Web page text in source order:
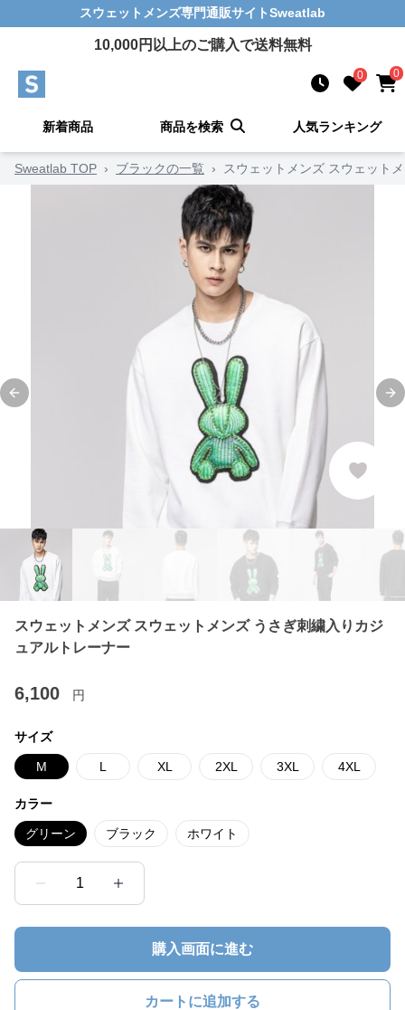
スウェットメンズ専門通販サイトSweatlab
10,000円以上のご購入で送料無料
0 0
新着商品 商品を検索 人気ランキング
Sweatlab TOP › ブラックの一覧 › スウェットメンズ スウェット
Previous slide
スウェットメンズ スウェットメンズ うさぎ刺繍入りカジ
ュアルトレーナー
6,100 円
サイズ
M L XL 2XL 3XL 4XL
カラー
グリーン ブラック ホワイト
1
購入画面に進む
カートに追加する